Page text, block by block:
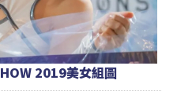
2019美女組圖